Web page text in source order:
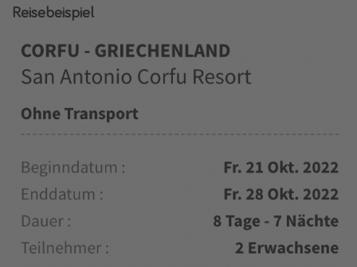
Reisebeispiel